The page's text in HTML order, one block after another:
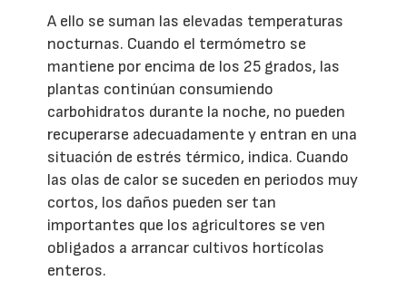
A ello se suman las elevadas temperaturas
nocturnas. Cuando el termómetro se
mantiene por encima de los 25 grados, las
plantas continúan consumiendo
carbohidratos durante la noche, no pueden
recuperarse adecuadamente y entran en una
situación de estrés térmico, indica. Cuando
las olas de calor se suceden en periodos muy
cortos, los daños pueden ser tan
importantes que los agricultores se ven
obligados a arrancar cultivos hortícolas
enteros.